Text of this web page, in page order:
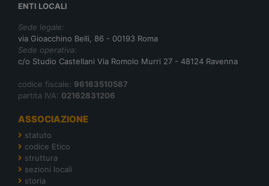
ENTI LOCALI
Sede legale:
via Gioacchino Belli, 86 - 00193 Roma
Sede operativa:
c/o Studio Castellani Via Romolo Murri 27 - 48124 Ravenna
codice fiscale: 96163510587
partita IVA: 02162831206
ASSOCIAZIONE
statuto
codice Etico
struttura
sezioni locali
storia